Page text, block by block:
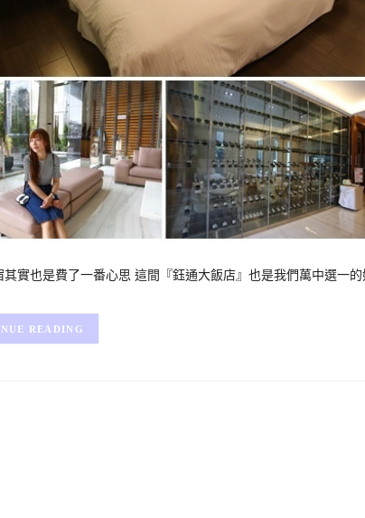
其實也是費了一番心思 這間『鈺通大飯店』也是我們萬中選一
READING